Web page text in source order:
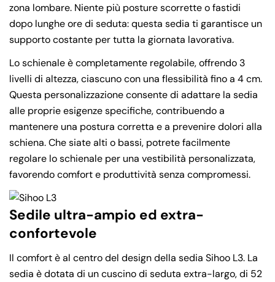
zona lombare. Niente più posture scorrette o fastidi
dopo lunghe ore di seduta: questa sedia ti garantisce un
supporto costante per tutta la giornata lavorativa.
Lo schienale è completamente regolabile, offrendo 3
livelli di altezza, ciascuno con una flessibilità fino a 4 cm.
Questa personalizzazione consente di adattare la sedia
alle proprie esigenze specifiche, contribuendo a
mantenere una postura corretta e a prevenire dolori alla
schiena. Che siate alti o bassi, potrete facilmente
regolare lo schienale per una vestibilità personalizzata,
favorendo comfort e produttività senza compromessi.
Sedile ultra-ampio ed extra-
confortevole
Il comfort è al centro del design della sedia Sihoo L3. La
sedia è dotata di un cuscino di seduta extra-largo, di 52